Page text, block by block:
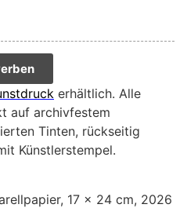
erhältlich. Alle
auf archivfestem
Tinten, rückseitig
Künstlerstempel.
17 x 24 cm, 2026